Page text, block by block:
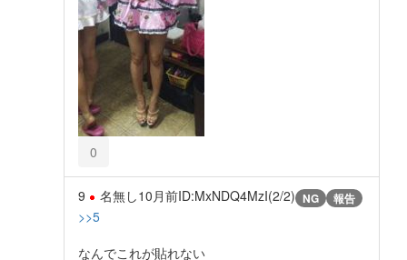
0
9 名無し10月前ID:MxNDQ4MzI(2/2) NG 報告
>>5
なんでこれが貼れない